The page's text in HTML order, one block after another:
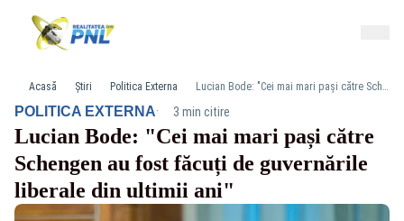
Acasă Știri Politica Externa Lucian Bode: "Cei mai mari pași către Schengen au fost făcuți de guvernările liberale din ultimii ani"
POLITICA EXTERNA· 3 min citire
Lucian Bode: "Cei mai mari pași către
Schengen au fost făcuți de guvernările
liberale din ultimii ani"